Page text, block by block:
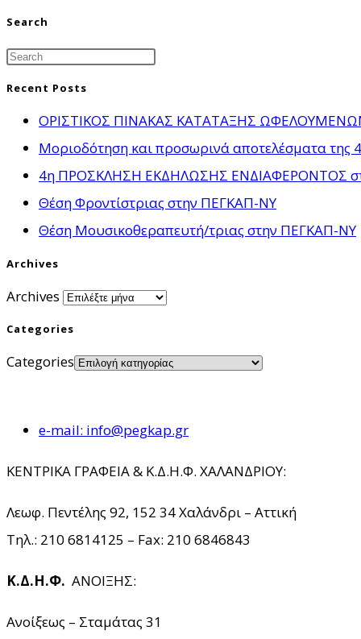
Search
Recent Posts
ΟΡΙΣΤΙΚΟΣ ΠΙΝΑΚΑΣ ΚΑΤΑΤΑΞΗΣ
Μοριοδότηση και προσωρινά αποτελέσματα
4η ΠΡΟΣΚΛΗΣΗ ΕΚΔΗΛΩΣΗΣ ΕΝΔΙΑΦΕΡΟΝΤΟΣ στο
Θέση Φροντίστριας στην ΠΕΓΚΑΠ-ΝΥ
Θέση Μουσικοθεραπευτή/τριας στην ΠΕΓΚΑΠ-ΝΥ
Archives
Archives
Categories
Categories
e-mail: info@pegkap.gr
ΚΕΝΤΡΙΚΑ ΓΡΑΦΕΙΑ & Κ.Δ.Η.Φ. ΧΑΛΑΝΔΡΙΟΥ:
Λεωφ. Πεντέλης 92, 152 34 Χαλάνδρι – Αττική
Τηλ.: 210 6814125 – Fax: 210 6846843
Κ.Δ.Η.Φ. ΑΝΟΙΞΗΣ:
Ανοίξεως – Σταμάτας 31